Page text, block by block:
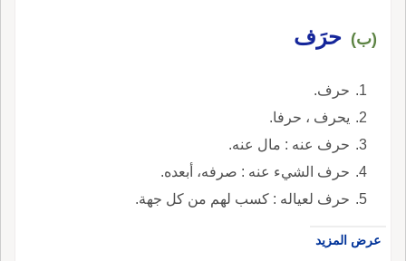
(ب) حرَف
حرف.
يحرف ، حرفا.
حرف عنه : مال عنه.
حرف الشيء عنه : صرفه، أبعده.
حرف لعياله : كسب لهم من كل جهة.
عرض المزيد